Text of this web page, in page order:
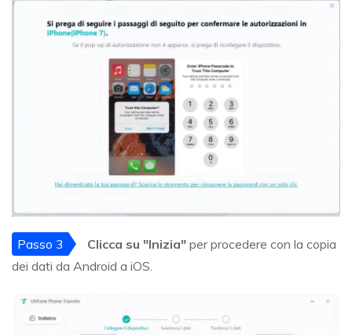
Passo 3 Clicca su "Inizia" per procedere con la copia
dei dati da Android a iOS.